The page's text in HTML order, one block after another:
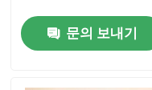
문의 보내기